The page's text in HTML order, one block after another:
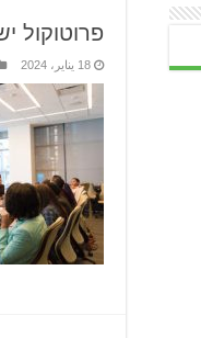
פרוטוקול
18 يناير، 2024